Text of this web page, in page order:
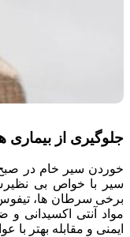
جلوگیری از
خوردن سیر خام در
سیر با خواص بی نظیرش
برخی سرطان ها،
مواد آنتی اکسیدانی و
ایمنی و مقابله بهتر